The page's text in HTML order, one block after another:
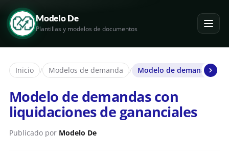
Modelo De
Plantillas y modelos de documentos
Inicio / Modelos de demanda / Modelo de demandas
Modelo de demandas con
liquidaciones de gananciales
Publicado por Modelo De